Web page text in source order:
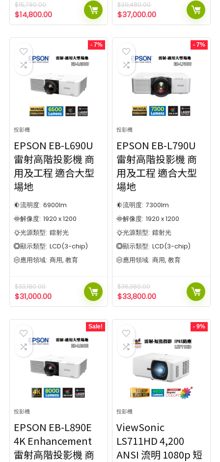
$15,780.00
$14,800.00
$39,480.00
$37,000.00
- 7%
投影機
EPSON EB-L690U
雷射高階投影機 商
用及工程 適合大型
場地
流明度: 6900lm
解像度: 1920 x 1200
光源類型: 鐳射光
顯示類型: LCD(3-chip)
應用領域: 商用, 教育
$33,180.00
$31,000.00
- 7%
投影機
EPSON EB-L790U
雷射高階投影機 商
用及工程 適合大型
場地
流明度: 7300lm
解像度: 1920 x 1200
光源類型: 鐳射光
顯示類型: LCD(3-chip)
應用領域: 商用, 教育
$36,380.00
$33,800.00
Sale!
投影機
EPSON EB-L890E
4K Enhancement
雷射高階投影機 商
- 9%
投影機
ViewSonic
LS711HD 4,200
ANSI 流明 1080p 短